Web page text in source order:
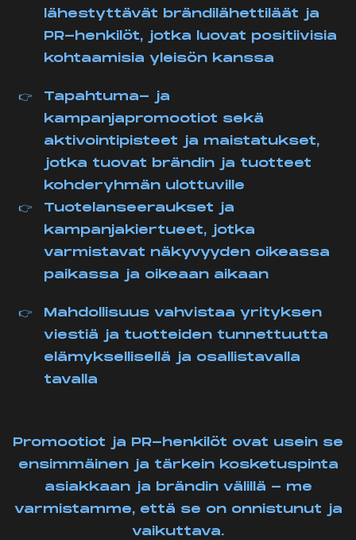
lähestyttävät brändilähettiläät ja
PR-henkilöt, jotka luovat positiivisia
kohtaamisia yleisön kanssa
Tapahtuma- ja
kampanjapromootiot sekä
aktivointipisteet ja maistatukset,
jotka tuovat brändin ja tuotteet
kohderyhmän ulottuville
Tuotelanseeraukset ja
kampanjakiertueet, jotka
varmistavat näkyvyyden oikeassa
paikassa ja oikeaan aikaan
Mahdollisuus vahvistaa yrityksen
viestiä ja tuotteiden tunnettuutta
elämyksellisellä ja osallistavalla
tavalla
Promootiot ja PR-henkilöt ovat usein se
ensimmäinen ja tärkein kosketuspinta
asiakkaan ja brändin välillä - me
varmistamme, että se on onnistunut ja
vaikuttava.